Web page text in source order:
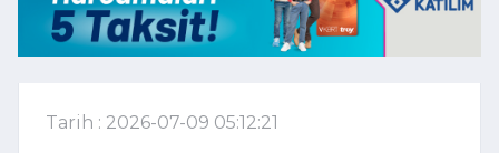
Tarih : 2026-07-09 05:12:21